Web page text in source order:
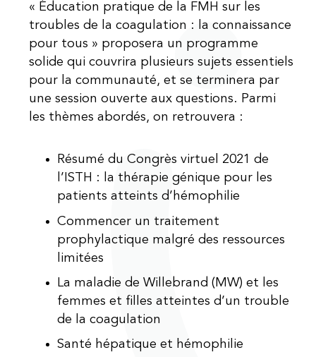
« Éducation pratique de la FMH sur les
troubles de la coagulation : la connaissance
pour tous » proposera un programme
solide qui couvrira plusieurs sujets essentiels
pour la communauté, et se terminera par
une session ouverte aux questions. Parmi
les thèmes abordés, on retrouvera :
Résumé du Congrès virtuel 2021 de
l’ISTH : la thérapie génique pour les
patients atteints d’hémophilie
Commencer un traitement
prophylactique malgré des ressources
limitées
La maladie de Willebrand (MW) et les
femmes et filles atteintes d’un trouble
de la coagulation
Santé hépatique et hémophilie